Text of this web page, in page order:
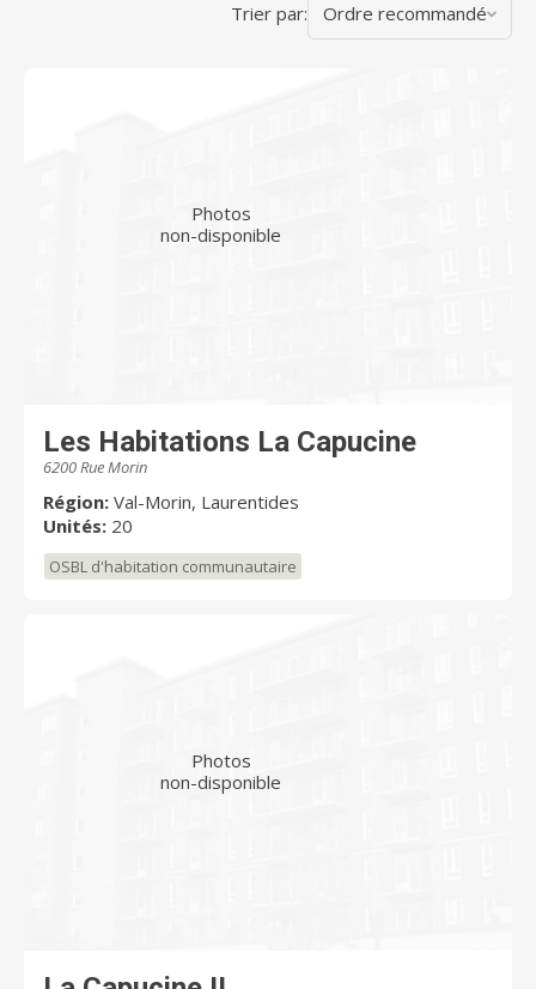
Trier par: Ordre recommandé
Photos
non-disponible
Les Habitations La Capucine
6200 Rue Morin
Région: Val-Morin, Laurentides
Unités: 20
OSBL d'habitation communautaire
Photos
non-disponible